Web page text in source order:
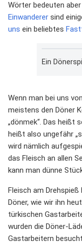
Wörter bedeuten
Einwanderer sind
uns ein beliebtes
Ein
Wenn man bei uns
meistens den Döner
„dönmek“. Das heißt
heißt also ungefähr
wird nämlich
das Fleisch an allen
kann man dünne
Fleisch am
Döner, wie wir ihn
türkischen
wurden die Döner-
Gastarbeitern